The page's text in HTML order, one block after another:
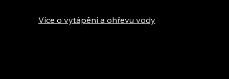
Více o vytápění a ohřevu vody